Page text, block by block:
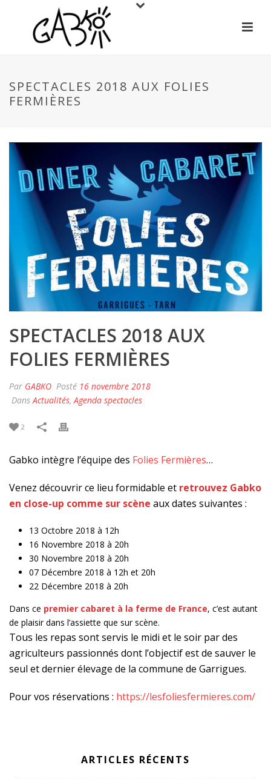
SPECTACLES 2018 AUX FOLIES
FERMIÈRES
SPECTACLES 2018 AUX
FOLIES FERMIÈRES
Par GABKO Posté 16 novembre 2018
Dans Actualités, Agenda spectacles
2
Gabko intègre l’équipe des Folies Fermières…
Venez découvrir ce lieu formidable et retrouvez Gabko
en close-up comme sur scène aux dates suivantes :
13 Octobre 2018 à 12h
16 Novembre 2018 à 20h
30 Novembre 2018 à 20h
07 Décembre 2018 à 12h et 20h
22 Décembre 2018 à 20h
Dans ce premier cabaret à la ferme de France, c’est autant
de plaisir dans l’assiette que sur scène.
Tous les repas sont servis le midi et le soir par des
agriculteurs passionnés dont l’objectif est de sauver le
seul et dernier élevage de la commune de Garrigues.
Pour vos réservations : https://lesfoliesfermieres.com/
ARTICLES RÉCENTS